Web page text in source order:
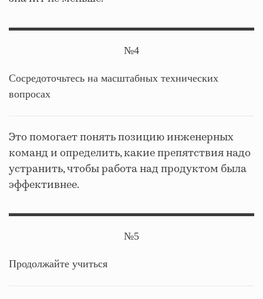
№4
Сосредоточьтесь на масштабных технических
вопросах
Это помогает понять позицию инженерных
команд и определить, какие препятствия надо
устранить, чтобы работа над продуктом была
эффективнее.
№5
Продолжайте учиться